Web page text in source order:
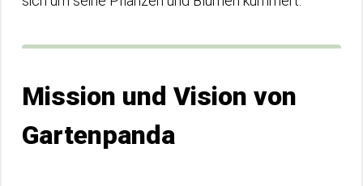
Mission und Vision von
Gartenpanda